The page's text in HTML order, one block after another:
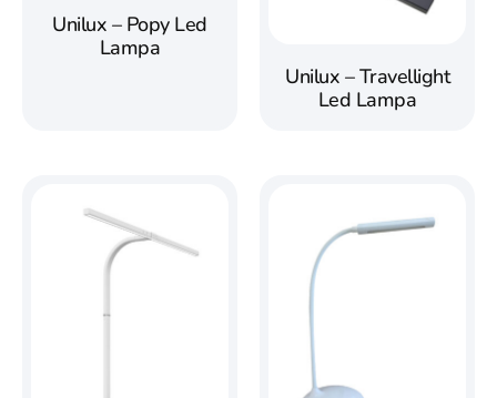
Unilux – Popy Led
Lampa
Unilux – Travellight
Led Lampa